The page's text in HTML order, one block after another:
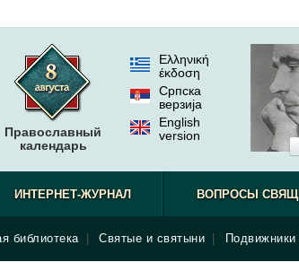
Православный
календарь
Ελληνική
έκδοση
Српска
верзиjа
English
version
библиотека Святые и святыни Подвижники
ИНТЕРНЕТ-ЖУРНАЛ ВОПРОСЫ